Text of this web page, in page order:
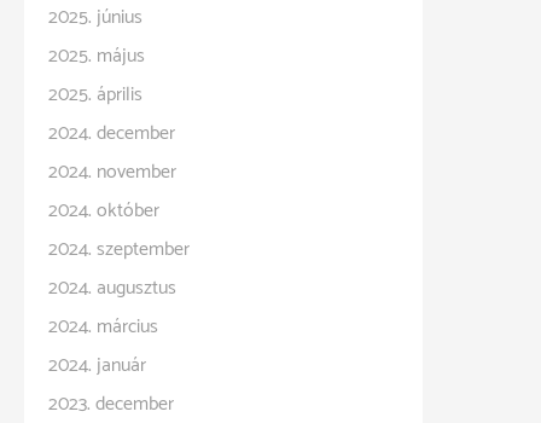
2025. június
2025. május
2025. április
2024. december
2024. november
2024. október
2024. szeptember
2024. augusztus
2024. március
2024. január
2023. december